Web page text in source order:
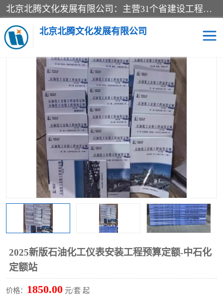
北京北腾文化发展有限公司：主营31个省建设工程预算书,工程预算软件,工程计价依据,工程造价定额,工程量清单计价定额,建设工程量消耗量定额,各行业工程预算定额,铁路定额,电力定额,矿山定额,*,黄金定额,钢铁企业检修定额,中石化安装检修定额,煤矿图书,医院书籍等.诚信的经营，在发展的同时公司不忘不断总结不断优化为客户的服务，和一如既往的热情赢得了新老客户的极高评价及青睐。
北京北腾文化发展有限公司
当前位置：首页>供应商机>石油化工安装预算定额> 2025新版石
油化工仪表安装工程预算定额-中石化定额站
2025新版石油化工仪表安装工程预算定额-中石化
定额站
价格： 1850.00 元/套 起
医院图书 预算定额
电力图书 煤矿图书
标准图书 铁路建设工程预算定额
电力行业工程预算定额 石油化工安装预算定额
新石油化工检修定额 石油化工概算定额数据
石油建设安装工程预算定 长输管道工程检修维修预
算定额
山东省工程预算定额 法律图书
电网技改,拆除,检修定额 炼油化工计价依据定额
信息通信建设工程预算定 火力发电机组检修定额